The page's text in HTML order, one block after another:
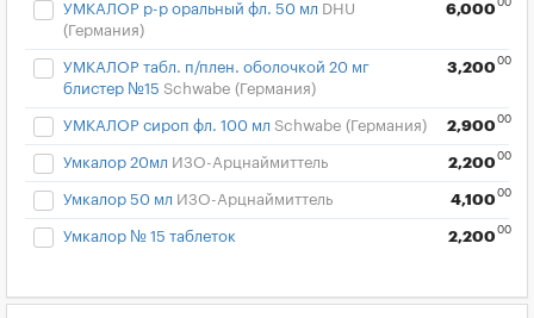
УМКАЛОР р-р оральный фл. 50 мл DHU
(Германия)
6,000 00
УМКАЛОР табл. п/плен. оболочкой 20 мг
блистер №15 Schwabe (Германия)
3,200 00
УМКАЛОР сироп фл. 100 мл Schwabe (Германия) 2,900 00
Умкалор 20мл ИЗО-Арцнаймиттель 2,200 00
Умкалор 50 мл ИЗО-Арцнаймиттель 4,100 00
Умкалор № 15 таблеток 2,200 00